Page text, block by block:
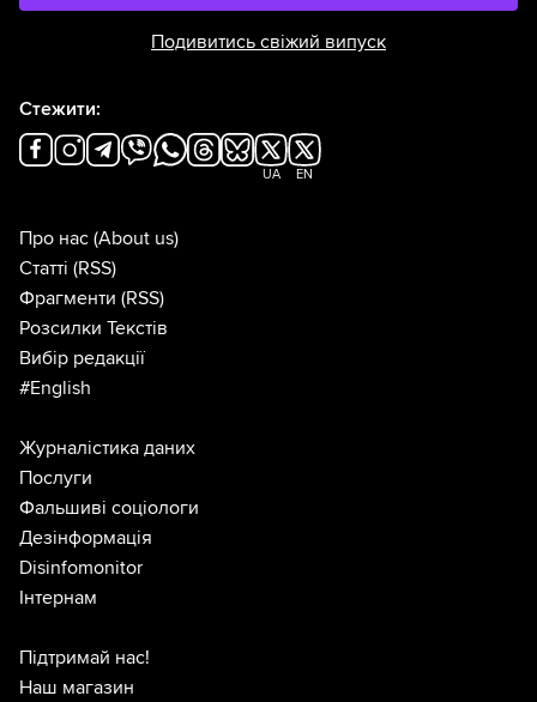
Подивитись свіжий випуск
Стежити:
UA EN
Про нас (About us)
Статті (RSS)
Фрагменти (RSS)
Розсилки Текстів
Вибір редакції
#English
Журналістика даних
Послуги
Фальшиві соціологи
Дезінформація
Disinfomonitor
Інтернам
Підтримай нас!
Наш магазин